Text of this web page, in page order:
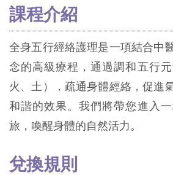
課程介紹
全身五行經絡護理是一項結合中
念的高級療程，通過調和五行元
火、土），疏通身體經絡，促進
和諧的效果。我們將帶您進入
旅，喚醒身體的自然活力。
兌換規則